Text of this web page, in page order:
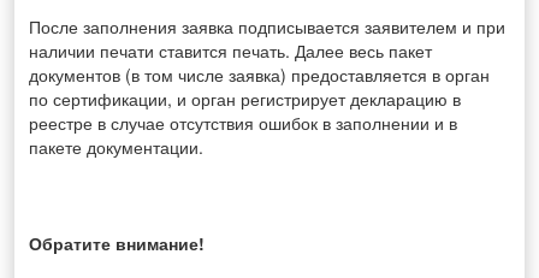
После заполнения заявка подписывается заявителем и при
наличии печати ставится печать. Далее весь пакет
документов (в том числе заявка) предоставляется в орган
по сертификации, и орган регистрирует декларацию в
реестре в случае отсутствия ошибок в заполнении и в
пакете документации.
Обратите внимание!